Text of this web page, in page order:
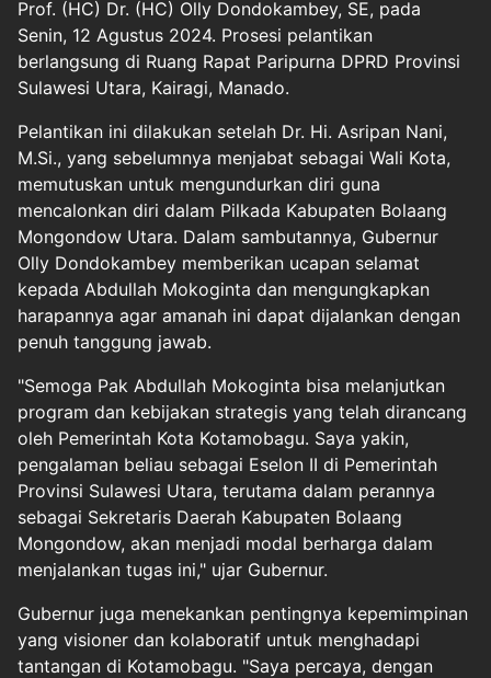
Prof. (HC) Dr. (HC) Olly Dondokambey, SE, pada
Senin, 12 Agustus 2024. Prosesi pelantikan
berlangsung di Ruang Rapat Paripurna DPRD Provinsi
Sulawesi Utara, Kairagi, Manado.
Pelantikan ini dilakukan setelah Dr. Hi. Asripan Nani,
M.Si., yang sebelumnya menjabat sebagai Wali Kota,
memutuskan untuk mengundurkan diri guna
mencalonkan diri dalam Pilkada Kabupaten Bolaang
Mongondow Utara. Dalam sambutannya, Gubernur
Olly Dondokambey memberikan ucapan selamat
kepada Abdullah Mokoginta dan mengungkapkan
harapannya agar amanah ini dapat dijalankan dengan
penuh tanggung jawab.
"Semoga Pak Abdullah Mokoginta bisa melanjutkan
program dan kebijakan strategis yang telah dirancang
oleh Pemerintah Kota Kotamobagu. Saya yakin,
pengalaman beliau sebagai Eselon II di Pemerintah
Provinsi Sulawesi Utara, terutama dalam perannya
sebagai Sekretaris Daerah Kabupaten Bolaang
Mongondow, akan menjadi modal berharga dalam
menjalankan tugas ini," ujar Gubernur.
Gubernur juga menekankan pentingnya kepemimpinan
yang visioner dan kolaboratif untuk menghadapi
tantangan di Kotamobagu. "Saya percaya, dengan